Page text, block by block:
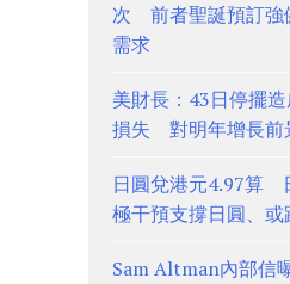
次 前者聖誕預訂強
需求
美財長：43日停擺
損失 對明年增長前
日圓兌港元4.97算
極干預支撐日圓、
Sam Altman內部信